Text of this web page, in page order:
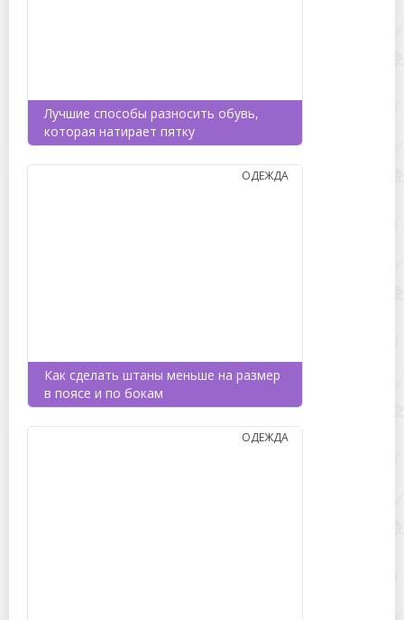
Лучшие способы разносить обувь,
которая натирает пятку
Как сделать штаны меньше на размер
в поясе и по бокам
ОДЕЖДА
ОДЕЖДА